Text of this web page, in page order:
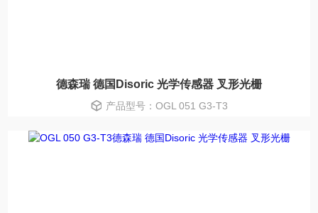
德森瑞 德国Disoric 光学传感器 叉形光栅
产品型号：OGL 051 G3-T3